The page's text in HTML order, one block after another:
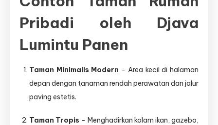
Pribadi oleh Djava
Lumintu Panen
Taman Minimalis Modern – Area kecil di halaman
depan dengan tanaman rendah perawatan dan jalur
paving estetis.
Taman Tropis – Menghadirkan kolam ikan, gazebo,